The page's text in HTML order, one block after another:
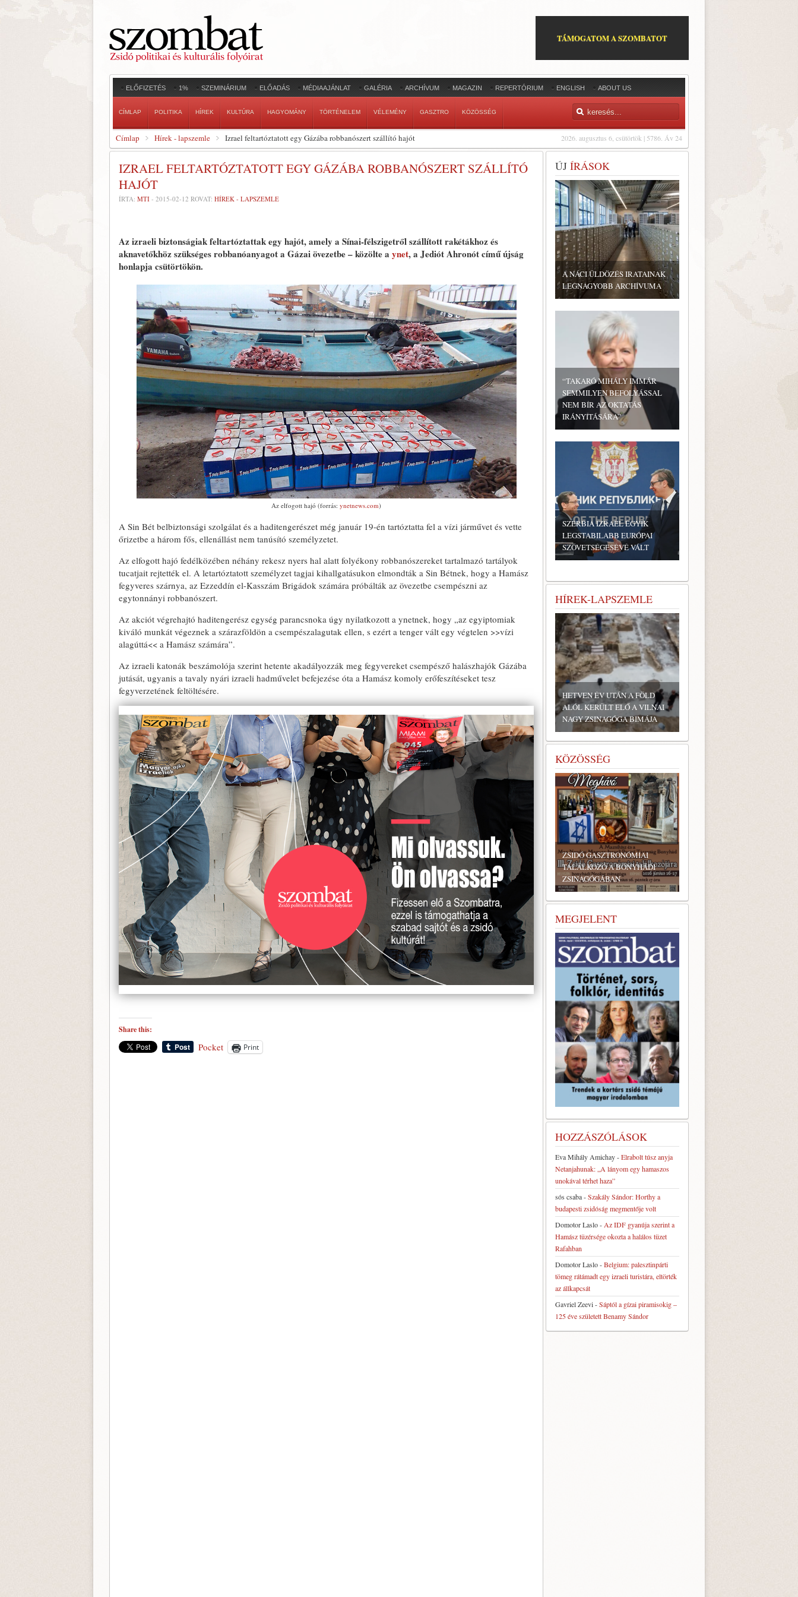
TÁMOGATOM A SZOMBATOT
ELŐFIZETÉS 1% SZEMINÁRIUM ELŐADÁS MÉDIAAJÁNLAT GALÉRIA ARCHÍVUM MAGAZIN REPERTÓRIUM ENGLISH ABOUT US
CÍMLAP POLITIKA HÍREK KULTÚRA HAGYOMÁNY TÖRTÉNELEM VÉLEMÉNY GASZTRO KÖZÖSSÉG
2026. augusztus 6, csütörtök | 5786. Áv 24
Címlap Hírek - lapszemle Izrael feltartóztatott egy Gázába robbanószert szállító hajót
IZRAEL FELTARTÓZTATOTT EGY GÁZÁBA ROBBANÓSZERT SZÁLLÍTÓ
HAJÓT
ÍRTA: MTI - 2015-02-12 ROVAT: HÍREK - LAPSZEMLE
Az izraeli biztonságiak feltartóztattak egy hajót, amely a Sínai-félszigetről szállított rakétákhoz és
aknavetőkhöz szükséges robbanóanyagot a Gázai övezetbe – közölte a ynet, a Jediót Ahronót című újság
honlapja csütörtökön.
Az elfogott hajó (forrás: ynetnews.com)
A Sin Bét belbiztonsági szolgálat és a haditengerészet még január 19-én tartóztatta fel a vízi járművet és vette
őrizetbe a három fős, ellenállást nem tanúsító személyzetet.
Az elfogott hajó fedélközében néhány rekesz nyers hal alatt folyékony robbanószereket tartalmazó tartályok
tucatjait rejtették el. A letartóztatott személyzet tagjai kihallgatásukon elmondták a Sin Bétnek, hogy a Hamász
fegyveres szárnya, az Ezzeddín el-Kasszám Brigádok számára próbálták az övezetbe csempészni az
egytonnányi robbanószert.
Az akciót végrehajtó haditengerész egység parancsnoka úgy nyilatkozott a ynetnek, hogy „az egyiptomiak
kiváló munkát végeznek a szárazföldön a csempészalagutak ellen, s ezért a tenger vált egy végtelen >>vízi
alagúttá<< a Hamász számára”.
Az izraeli katonák beszámolója szerint hetente akadályozzák meg fegyvereket csempésző halászhajók Gázába
jutását, ugyanis a tavaly nyári izraeli hadművelet befejezése óta a Hamász komoly erőfeszítéseket tesz
fegyverzetének feltöltésére.
Share this:
Pocket Print
ÚJ ÍRÁSOK
A NÁCI ÜLDÖZÉS IRATAINAK
LEGNAGYOBB ARCHÍVUMA
“TAKARÓ MIHÁLY IMMÁR
SEMMILYEN BEFOLYÁSSAL
NEM BÍR AZ OKTATÁS
IRÁNYÍTÁSÁRA”
SZERBIA IZRAEL EGYIK
LEGSTABILABB EURÓPAI
SZÖVETSÉGESÉVÉ VÁLT
HÍREK-LAPSZEMLE
ALÓL KERÜLT ELŐ A VILNAI
NAGY ZSINAGÓGA BIMÁJA
SZŰK TÖBBSÉGGEL GYŐZÖTT
A MICHIGANI DEMOKRATA
ELŐVÁLASZTÁSON A
RADIKÁLIS BALOLDALI
SZÁRNYHOZ SOROLT...
KÖZÖSSÉG
ZSIDÓ GASZTRONÓMIAI
TALÁLKOZÓ A BONYHÁDI
ZSINAGÓGÁBAN
MEGJELENT
HOZZÁSZÓLÁSOK
Eva Mihály Amichay-Elrabolt túsz anyja
Netanjahunak: „A lányom egy hamaszos
unokával térhet haza”
sós csaba-Szakály Sándor: Horthy a
budapesti zsidóság megmentője volt
Domotor Laslo- Az IDF gyanúja szerint a
Hamász tüzérsége okozta a halálos tüzet
Rafahban
Domotor Laslo-Belgium: palesztinpárti
tömeg rátámadt egy izraeli turistára, eltörték
az állkapcsát
Gavriel Zeevi-Sáptól a gízai piramisokig –
125 éve született Benamy Sándor